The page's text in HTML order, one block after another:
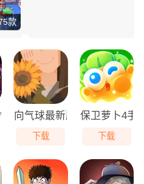
款
居游戏无广告版
向气球最新版
下载
保卫萝卜4手
下载